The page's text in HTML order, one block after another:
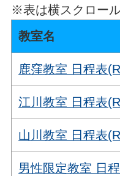
※表は横スクロール
教室名
鹿窪教室 日程表
江川教室 日程表
山川教室 日程表
男性限定教室 日